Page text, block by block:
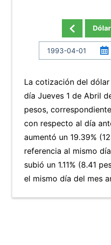
La cotización del
día Jueves 1 de Abril
pesos,
con respecto al día
aumentó un 19.39%
referencia al mismo
subió un 1.11% (8.41
el mismo día del mes